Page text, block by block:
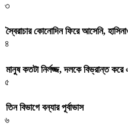
৩
স্বৈরাচার কোনোদিন ফিরে আসেনি,
৪
মানুষ কতটা নির্লজ্জ, দলকে বিভ্রান্ত
৫
তিন বিভাগে বন্যার পূর্বাভাস
৬